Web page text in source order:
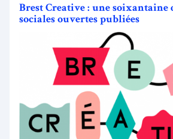
Brest Creative : une soixantaine
sociales ouvertes publiées